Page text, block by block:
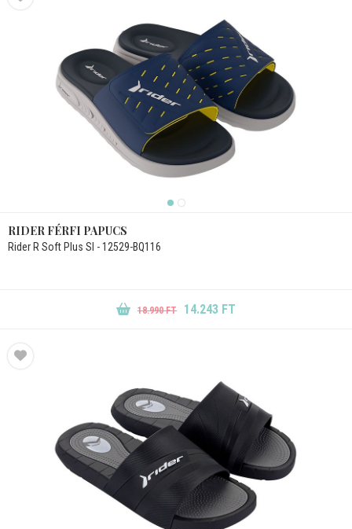
RIDER FÉRFI PAPUCS
Rider R Soft Plus Sl - 12529-BQ116
18.990 FT 14.243 FT